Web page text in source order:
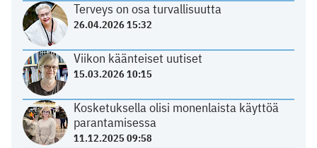
Terveys on osa turvallisuutta
26.04.2026 15:32
Viikon käänteiset uutiset
15.03.2026 10:15
Kosketuksella olisi monenlaista käyttöä
parantamisessa
11.12.2025 09:58